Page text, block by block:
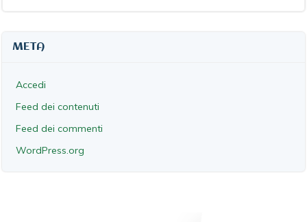
META
Accedi
Feed dei contenuti
Feed dei commenti
WordPress.org